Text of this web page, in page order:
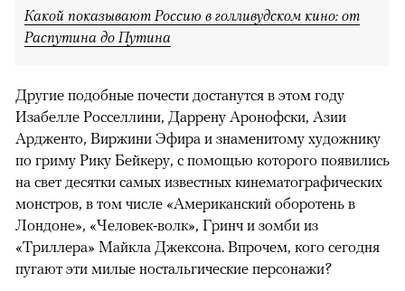
Какой показывают Россию в голливудском кино: от
Распутина до Путина
Другие подобные почести достанутся в этом году
Изабелле Росселлини, Даррену Аронофски, Азии
Ардженто, Виржини Эфира и знаменитому художнику
по гриму Рику Бейкеру, с помощью которого появились
на свет десятки самых известных кинематографических
монстров, в том числе «Американский оборотень в
Лондоне», «Человек-волк», Гринч и зомби из
«Триллера» Майкла Джексона. Впрочем, кого сегодня
пугают эти милые ностальгические персонажи?